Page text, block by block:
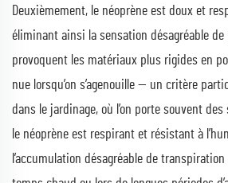
Deuxièmement, le néoprène est doux et
éliminant ainsi la sensation désagréable
provoquent les matériaux plus rigides en
nue lorsqu’on s’agenouille — un critère
dans le jardinage, où l’on porte souvent
le néoprène est respirant et résistant à
l’accumulation désagréable de